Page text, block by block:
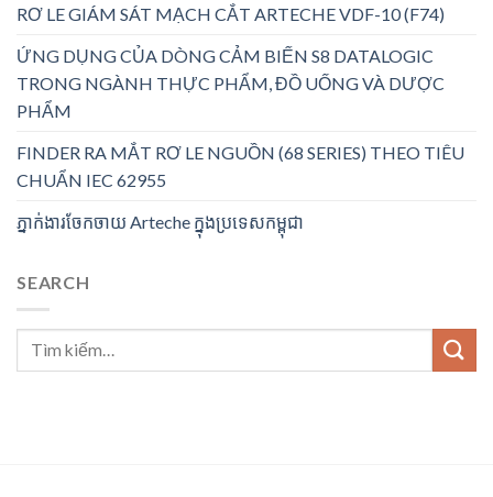
RƠ LE GIÁM SÁT MẠCH CẮT ARTECHE VDF-10 (F74)
ỨNG DỤNG CỦA DÒNG CẢM BIẾN S8 DATALOGIC
TRONG NGÀNH THỰC PHẨM, ĐỒ UỐNG VÀ DƯỢC
PHẨM
FINDER RA MẮT RƠ LE NGUỒN (68 SERIES) THEO TIÊU
CHUẨN IEC 62955
ភ្នាក់ងារចែកចាយ Arteche ក្នុងប្រទេសកម្ពុជា
SEARCH